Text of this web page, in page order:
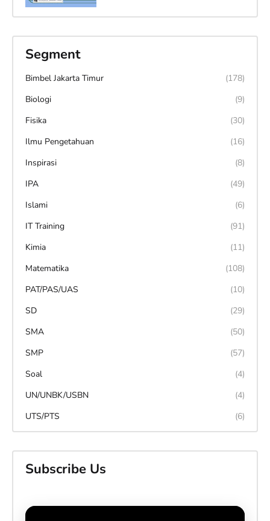
Segment
Bimbel Jakarta Timur
(178)
Biologi
(9)
Fisika
(30)
Ilmu Pengetahuan
(16)
Inspirasi
(8)
IPA
(49)
Islami
(6)
IT Training
(91)
Kimia
(11)
Matematika
(108)
PAT/PAS/UAS
(10)
SD
(29)
SMA
(50)
SMP
(57)
Soal
(4)
UN/UNBK/USBN
(4)
UTS/PTS
(6)
Subscribe Us